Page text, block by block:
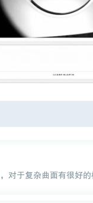
对于复杂曲面有很好的